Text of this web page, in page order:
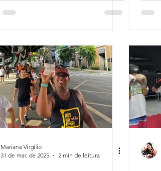
Mariana Virgílio
31 de mar. de 2025
2 min de leitura